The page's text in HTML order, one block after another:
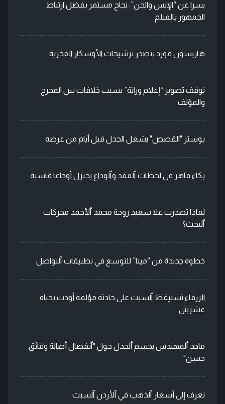
يسرا عن “الإنس والجن”: نجاح مستمر بفضل ارتباط
الجمهور بالفيلم
هاريسون فورد يتصدر ترشيحات الأوسكار الفخرية
توقف تصوير “إعلام وراثة” بسبب خلافات بين المخرج
والمؤلف
بوستر "القصص" يشعل الجدل قبل أيام من عرضه
بكاء قاهر في لحظات ٱلفقد وٱلوداع يختزل أوجاعا قاسية
لماذا تصدرت علا سعيد زوجة محمد ٱلأحمد محركات
ٱلبحث؟
خطوة جديدة من “ميتا” للتوسع في تطبيقات ٱلتواصل
الزرقاء تستيقظ ٱلسبت على حادثة مؤلمة أودت بحياة
عشريني.
ماجد ٱلمهندس يحسم ٱلجدل حول "ٱنفصال أصالة وفائق
حسن"
تعرف إلى أسعار ٱلذهب في ٱلأردن ٱلسبت